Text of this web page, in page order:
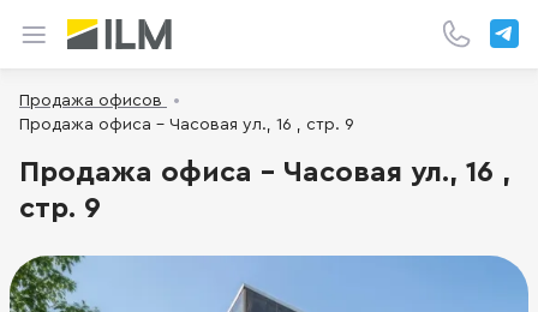
Продажа офисов
Продажа офиса - Часовая ул., 16 , стр. 9
Продажа офиса - Часовая ул., 16 ,
стр. 9